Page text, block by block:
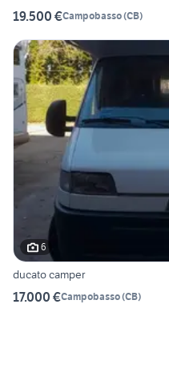
19.500 €Campobasso(CB)
6
ducato camper
17.000 €Campobasso(CB)